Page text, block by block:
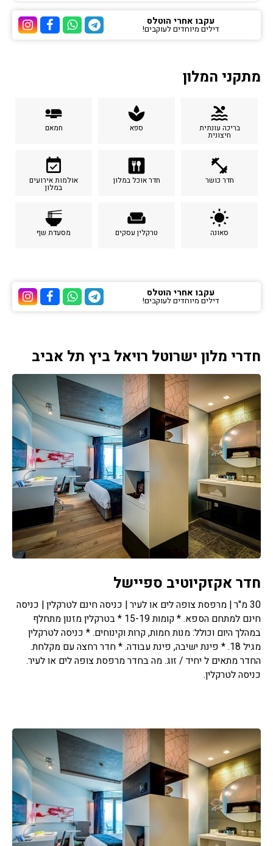
ערוץ ערוץ
ערוץ הוואטסאפ של
ערוץ הטלגרם של הוטלס
עקבו אחרי הוטלס
דילים מיוחדים לעוקבים!
מתקני המלון
pool
בריכה עונתית
חיצונית
spa
ספא
airline_seat_flat
חמאם
fitness_center
חדר כושר
dining
חדר אוכל במלון
event_available
אולמות אירועים
במלון
wb_sunny
סאונה
weekend
טרקלין עסקים
ramen_dining
מסעדת שף
ערוץ ערוץ
ערוץ הוואטסאפ של
ערוץ הטלגרם של הוטלס
עקבו אחרי הוטלס
דילים מיוחדים לעוקבים!
חדרי מלון ישרוטל רויאל ביץ תל אביב
חדר אקזקיוטיב ספיישל
30 מ"ר | מרפסת צופה לים או לעיר | כניסה חינם לטרקלין | כניסה
חינם למתחם הספא. * קומות 15-19 * בטרקלין מזנון מתחלף
במהלך היום וכולל: מנות חמות, קרות וקינוחים. * כניסה לטרקלין
מגיל 18. * פינת ישיבה, פינת עבודה. * חדר רחצה עם מקלחת.
החדר מתאים ל יחיד / זוג. מה בחדר מרפסת צופה לים או לעיר.
כניסה לטרקלין.